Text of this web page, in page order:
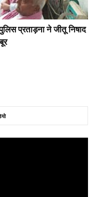
प्रताड़ना ने जीतू निषाद